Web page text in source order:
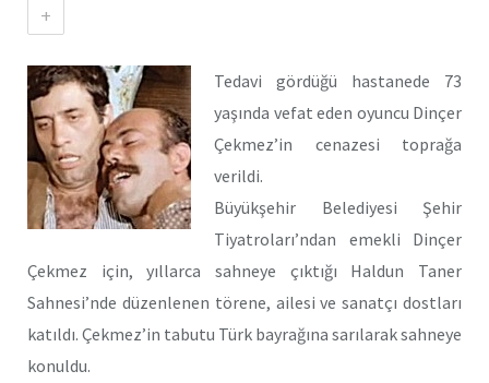
+
Tedavi gördüğü hastanede 73
yaşında vefat eden oyuncu Dinçer
Çekmez’in cenazesi toprağa
verildi.
Büyükşehir Belediyesi Şehir
Tiyatroları’ndan emekli Dinçer
Çekmez için, yıllarca sahneye çıktığı Haldun Taner
Sahnesi’nde düzenlenen törene, ailesi ve sanatçı dostları
katıldı. Çekmez’in tabutu Türk bayrağına sarılarak sahneye
konuldu.